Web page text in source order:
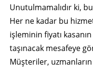
Unutulmamalıdır ki,
Her ne kadar bu
işleminin fiyatı
taşınacak mesafeye
Müşteriler,